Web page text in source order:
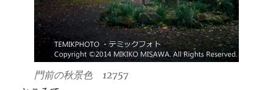
門前の秋景色 12757